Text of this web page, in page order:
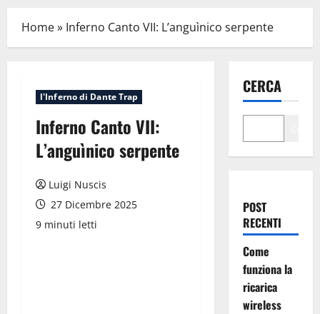
Home» Inferno Canto VII: L’anguìnico serpente
l'Inferno di Dante Trap
Inferno Canto VII:
L’anguìnico serpente
Luigi Nuscis
27 Dicembre 2025
9 minuti letti
CERCA
POST
RECENTI
Come
funziona la
ricarica
wireless